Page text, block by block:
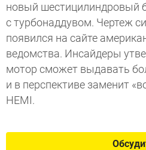
новый шестицилиндровый
с турбонаддувом. Чертеж
появился на сайте
ведомства. Инсайдеры
мотор сможет выдавать
и в перспективе заменит
HEMI.